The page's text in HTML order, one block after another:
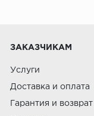
ЗАКАЗЧИКАМ
Услуги
Доставка и оплата
Гарантия и возврат